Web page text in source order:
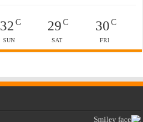
30C
FRI
29 C
SAT
32C
SUN